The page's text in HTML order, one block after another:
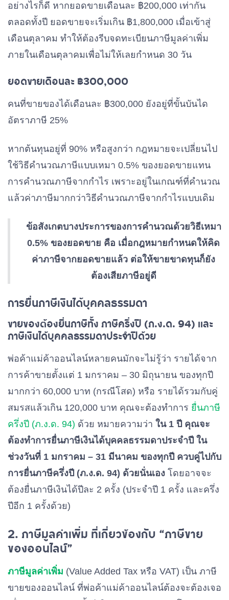
อย่างไรก็ดี หากยอดขายเดือนละ ฿200,000 เท่ากัน
ตลอดทั้งปี ยอดขายจะเริ่มเกิน ฿1,800,000 เมื่อเข้าสู่
เดือนตุลาคม ทำให้ต้องรีบจดทะเบียนภาษีมูลค่าเพิ่ม
ภายในเดือนตุลาคมเพื่อไม่ให้เลยกำหนด 30 วัน
ยอดขายเดือนละ ฿300,000
คนที่ขายของได้เดือนละ ฿300,000 ยังอยู่ที่ขั้นบันได
อัตราภาษี 25%
หากต้นทุนอยู่ที่ 90% หรือสูงกว่า กฎหมายจะเปลี่ยนไป
ใช้วิธีคำนวณภาษีแบบเหมา 0.5% ของยอดขายแทน
การคำนวณภาษีจากกำไร เพราะอยู่ในเกณฑ์ที่คำนวณ
แล้วค่าภาษีมากกว่าวิธีคำนวณภาษีจากกำไรแบบเดิม
ข้อสังเกตบางประการของการคำนวณด้วยวิธีเหมา
0.5% ของยอดขาย คือ เมื่อกฎหมายกำหนดให้คิด
ค่าภาษีจากยอดขายแล้ว ต่อให้ขายขาดทุนก็ยัง
ต้องเสียภาษีอยู่ดี
การยื่นภาษีเงินได้บุคคลธรรมดา
ขายของต้องยื่นภาษีทั้ง ภาษีครึ่งปี (ภ.ง.ด. 94) และ
ภาษีเงินได้บุคคลธรรมดาประจำปีด้วย
พ่อค้าแม่ค้าออนไลน์หลายคนมักจะไม่รู้ว่า รายได้จาก
การค้าขายตั้งแต่ 1 มกราคม – 30 มิถุนายน ของทุกปี
มากกว่า 60,000 บาท (กรณีโสด) หรือ รายได้รวมกับคู่
สมรสแล้วเกิน 120,000 บาท คุณจะต้องทำการ ยื่นภาษี
ครึ่งปี (ภ.ง.ด. 94) ด้วย หมายความว่า ใน 1 ปี คุณจะ
ต้องทำการยื่นภาษีเงินได้บุคคลธรรมดาประจำปี ใน
ช่วงวันที่ 1 มกราคม – 31 มีนาคม ของทุกปี ควบคู่ไปกับ
การยื่นภาษีครึ่งปี (ภ.ง.ด. 94) ด้วยนั่นเอง โดยอาจจะ
ต้องยื่นภาษีเงินได้ปีละ 2 ครั้ง (ประจำปี 1 ครั้ง และครึ่ง
ปีอีก 1 ครั้งด้วย)
2. ภาษีมูลค่าเพิ่ม ที่เกี่ยวข้องกับ “ภาษีขาย
ของออนไลน์”
ภาษีมูลค่าเพิ่ม (Value Added Tax หรือ VAT) เป็น ภาษี
ขายของออนไลน์ ที่พ่อค้าแม่ค้าออนไลน์ต้องจะต้องเจอ